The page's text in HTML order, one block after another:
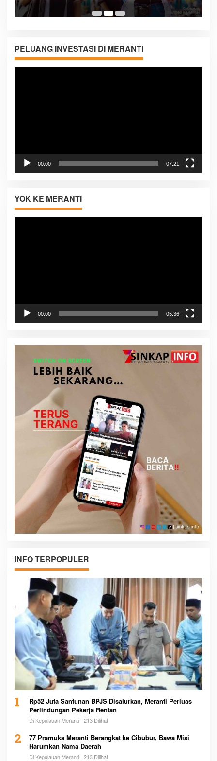
PELUANG INVESTASI DI MERANTI
Pemutar
00:00 07:21
YOK KE MERANTI
00:00 05:36
INFO TERPOPULER
1
Rp52 Juta Santunan BPJS Disalurkan, Meranti Perluas
Perlindungan Pekerja Rentan
Di Kepulauan Meranti 213 Dilihat
2
77 Pramuka Meranti Berangkat ke Cibubur, Bawa Misi
Harumkan Nama Daerah
Di Kepulauan Meranti 213 Dilihat